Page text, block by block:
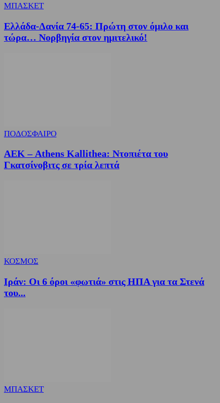
ΜΠΑΣΚΕΤ
Ελλάδα-Δανία 74-65: Πρώτη στον όμιλο και
τώρα… Νορβηγία στον ημιτελικό!
ΠΟΔΟΣΦΑΙΡΟ
ΑΕΚ – Athens Kallithea: Ντοπιέτα του
Γκατσίνοβιτς σε τρία λεπτά
ΚΟΣΜΟΣ
Ιράν: Οι 6 όροι «φωτιά» στις ΗΠΑ για τα Στενά
του...
ΜΠΑΣΚΕΤ